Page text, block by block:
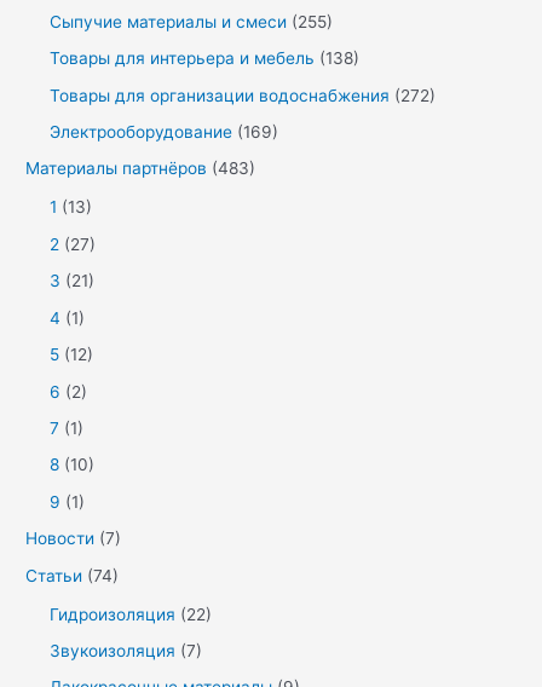
Сыпучие материалы и смеси (255)
Товары для интерьера и мебель (138)
Товары для организации водоснабжения (272)
Электрооборудование (169)
Материалы партнёров (483)
1 (13)
2 (27)
3 (21)
4 (1)
5 (12)
6 (2)
7 (1)
8 (10)
9 (1)
Новости (7)
Статьи (74)
Гидроизоляция (22)
Звукоизоляция (7)